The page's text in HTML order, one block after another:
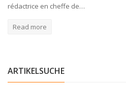
rédactrice en cheffe de…
Read more
ARTIKELSUCHE